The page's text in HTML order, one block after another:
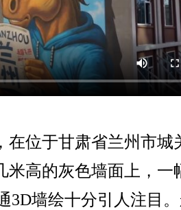
位于甘肃省兰州市城
米高的灰色墙面上，一
3D墙绘十分引人注目